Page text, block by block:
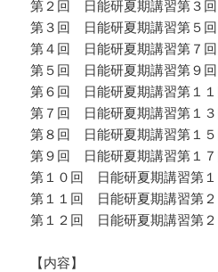
第２回 日能研夏期講習第３
第３回 日能研夏期講習第５
第４回 日能研夏期講習第７
第５回 日能研夏期講習第９
第６回 日能研夏期講習第１
第７回 日能研夏期講習第１
第８回 日能研夏期講習第１
第９回 日能研夏期講習第１
第１０回 日能研夏期講習第
第１１回 日能研夏期講習第
第１２回 日能研夏期講習第
【内容】